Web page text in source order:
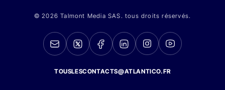
© 2026 Talmont Media SAS. tous droits réservés.
TOUSLESCONTACTS@ATLANTICO.FR